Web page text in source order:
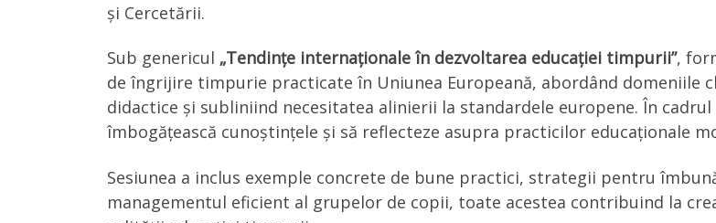
și Cercetării.
Sub genericul „Tendințe internaționale în dezvoltarea educației timpurii”,
de îngrijire timpurie practicate în Uniunea Europeană, abordând domeniile
didactice și subliniind necesitatea alinierii la standardele europene. În
îmbogățească cunoștințele și să reflecteze asupra practicilor educaționale
Sesiunea a inclus exemple concrete de bune practici, strategii pentru
managementul eficient al grupelor de copii, toate acestea contribuind la